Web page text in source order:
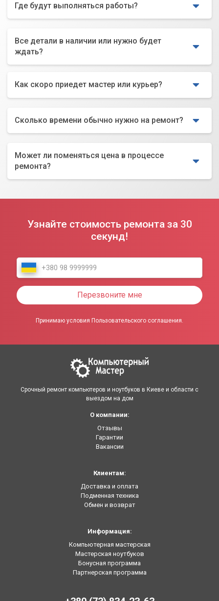
Где будут выполняться работы?
Все детали в наличии или нужно будет
ждать?
Как скоро приедет мастер или курьер?
Сколько времени обычно нужно на ремонт?
Может ли поменяться цена в процессе
ремонта?
Узнайте стоимость ремонта за 30
секунд!
Перезвоните мне
Принимаю условия Пользовательского соглашения.
Срочный ремонт компьютеров и ноутбуков в Киеве и области с
выездом на дом
О компании:
Отзывы
Гарантии
Вакансии
Клиентам:
Доставка и оплата
Подменная техника
Обмен и возврат
Информация:
Компьютерная мастерская
Мастерская ноутбуков
Бонусная программа
Партнерская программа